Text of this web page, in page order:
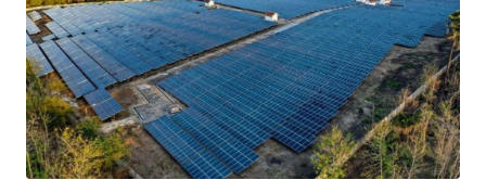
Informasi
INDEKS
BERITA
KONTAK
KAMI